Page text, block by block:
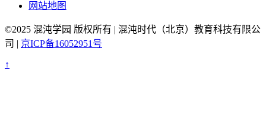
网站地图
©2025 混沌学园 版权所有 | 混沌时代（北京）教育科技有限公
司 | 京ICP备16052951号
↑